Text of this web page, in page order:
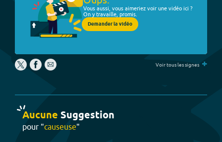
Vous aussi, vous aimeriez voir une vidéo ici ?
On y travaille, promis.
Demander la vidéo
Voir tous les signes +
Aucune Suggestion
pour "causeuse"